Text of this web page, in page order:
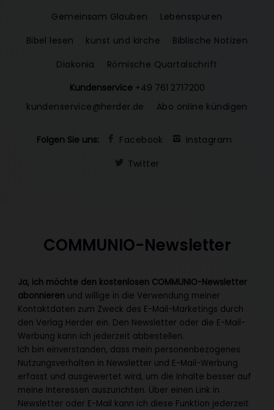
Gemeinsam Glauben
Lebensspuren
Bibel lesen
kunst und kirche
Biblische Notizen
Diakonia
Römische Quartalschrift
Kundenservice +49 761 2717200
kundenservice@herder.de
Abo online kündigen
Folgen Sie uns: Facebook
Instagram
Twitter
COMMUNIO-Newsletter
Ja, ich möchte den kostenlosen COMMUNIO-Newsletter
abonnieren und willige in die Verwendung meiner
Kontaktdaten zum Zweck des E-Mail-Marketings durch
den Verlag Herder ein. Den Newsletter oder die E-Mail-
Werbung kann ich jederzeit abbestellen.
Ich bin einverstanden, dass mein personenbezogenes
Nutzungsverhalten in Newsletter und E-Mail-Werbung
erfasst und ausgewertet wird, um die Inhalte besser auf
meine Interessen auszurichten. Über einen Link in
Newsletter oder E-Mail kann ich diese Funktion jederzeit